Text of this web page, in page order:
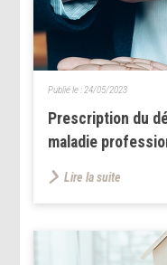
Prescription du
maladie
Publié le : 24/05/2023
Lire la suite